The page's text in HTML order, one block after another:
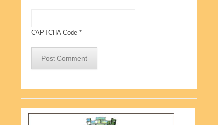
CAPTCHA Code *